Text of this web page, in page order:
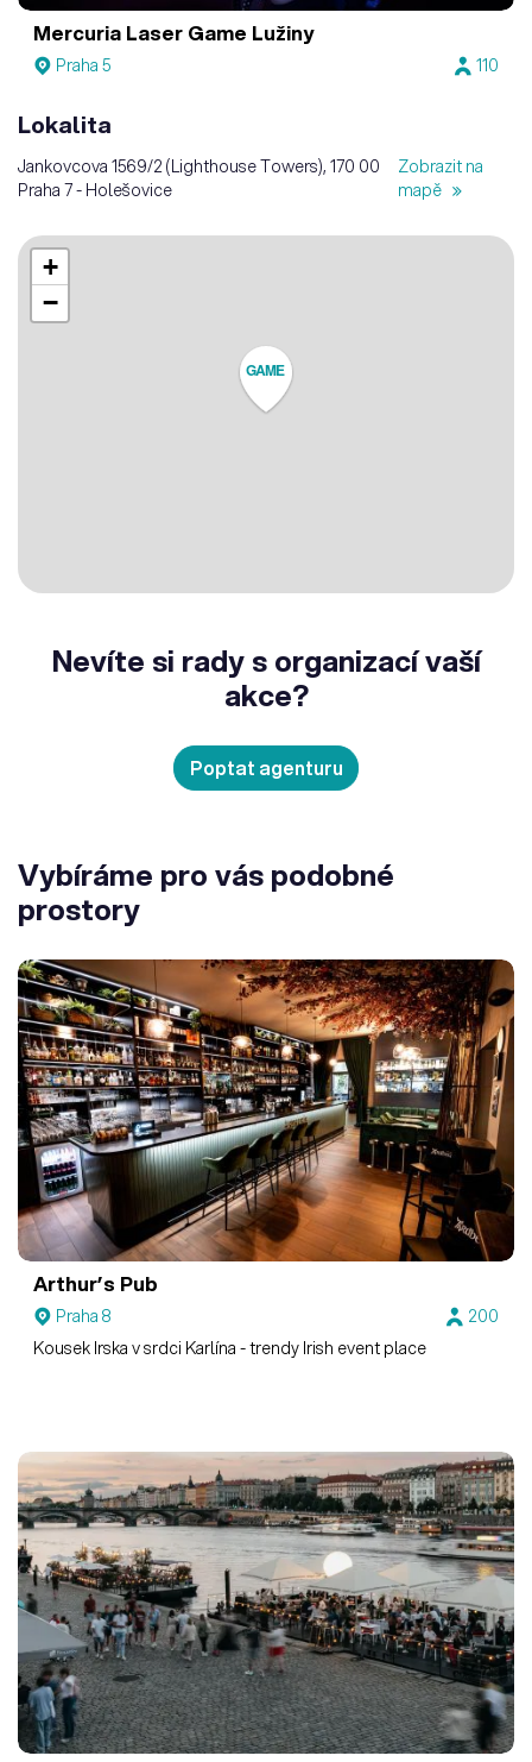
Mercuria Laser Game Lužiny
Praha 5 110
Lokalita
Jankovcova 1569/2 (Lighthouse Towers), 170 00
Praha 7 - Holešovice
Zobrazit na
mapě
GAME
+
−
Nevíte si rady s organizací vaší
akce?
Poptat agenturu
Vybíráme pro vás podobné
prostory
Arthur’s Pub
Praha 8
200
Kousek Irska v srdci Karlína - trendy Irish event place